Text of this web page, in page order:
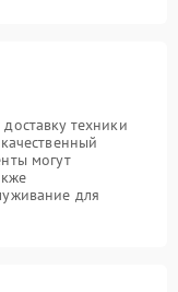
техники
могут
для